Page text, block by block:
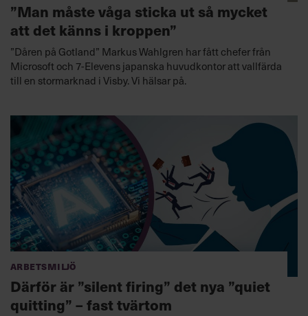
”Man måste våga sticka ut så mycket
att det känns i kroppen”
”Dåren på Gotland” Markus Wahlgren har fått chefer från
Microsoft och 7-Elevens japanska huvudkontor att vallfärda
till en stormarknad i Visby. Vi hälsar på.
Arbetsmiljö
Därför är ”silent firing” det nya ”quiet
quitting” – fast tvärtom